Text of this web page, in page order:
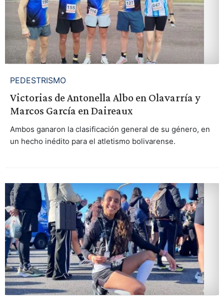
PEDESTRISMO
Victorias de Antonella Albo en Olavarría y
Marcos García en Daireaux
Ambos ganaron la clasificación general de su género, en
un hecho inédito para el atletismo bolivarense.